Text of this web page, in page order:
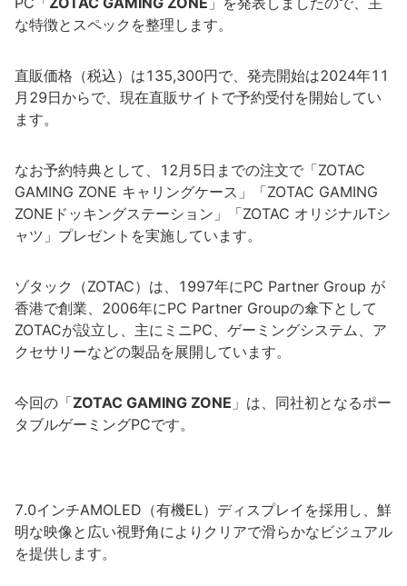
な特徴とスペックを整理します。
直販価格（税込）は135,300円で、発売開始は2024年11
月29日からで、現在直販サイトで予約受付を開始してい
ます。
なお予約特典として、12月5日までの注文で「ZOTAC
GAMING ZONE キャリングケース」「ZOTAC GAMING
ZONEドッキングステーション」「ZOTAC オリジナルTシ
ャツ」プレゼントを実施しています。
ゾタック（ZOTAC）は、1997年にPC Partner Group が
香港で創業、2006年にPC Partner Groupの傘下として
ZOTACが設立し、主にミニPC、ゲーミングシステム、ア
クセサリーなどの製品を展開しています。
今回の「ZOTAC GAMING ZONE 」は、同社初となるポー
タブルゲーミングPCです。
7.0インチAMOLED（有機EL）ディスプレイを採用し、鮮
明な映像と広い視野角によりクリアで滑らかなビジュアル
を提供します。